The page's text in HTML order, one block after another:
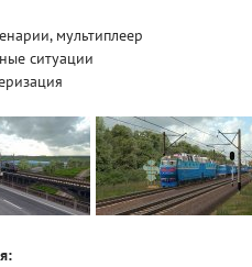
мультиплеер
ситуации